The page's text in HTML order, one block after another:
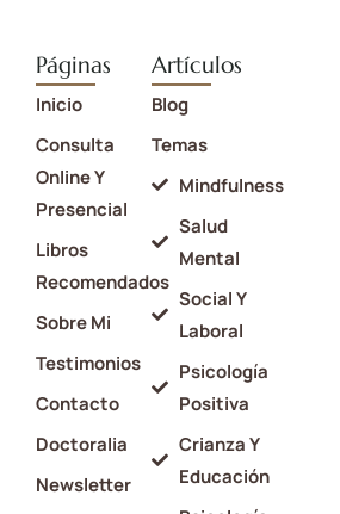
Páginas
Inicio
Consulta
Online Y
Presencial
Libros
Recomendados
Sobre Mi
Testimonios
Contacto
Doctoralia
Newsletter
Artículos
Blog
Temas
Mindfulness
Salud
Mental
Social Y
Laboral
Psicología
Positiva
Crianza Y
Educación